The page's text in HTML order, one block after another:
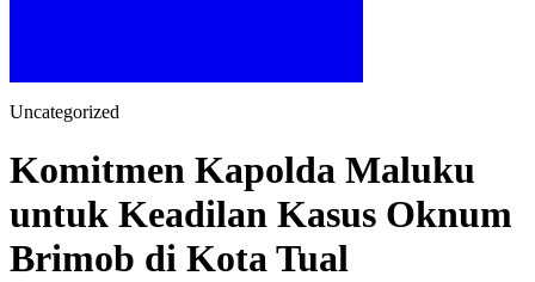
Uncategorized
Komitmen Kapolda Maluku
untuk Keadilan Kasus Oknum
Brimob di Kota Tual